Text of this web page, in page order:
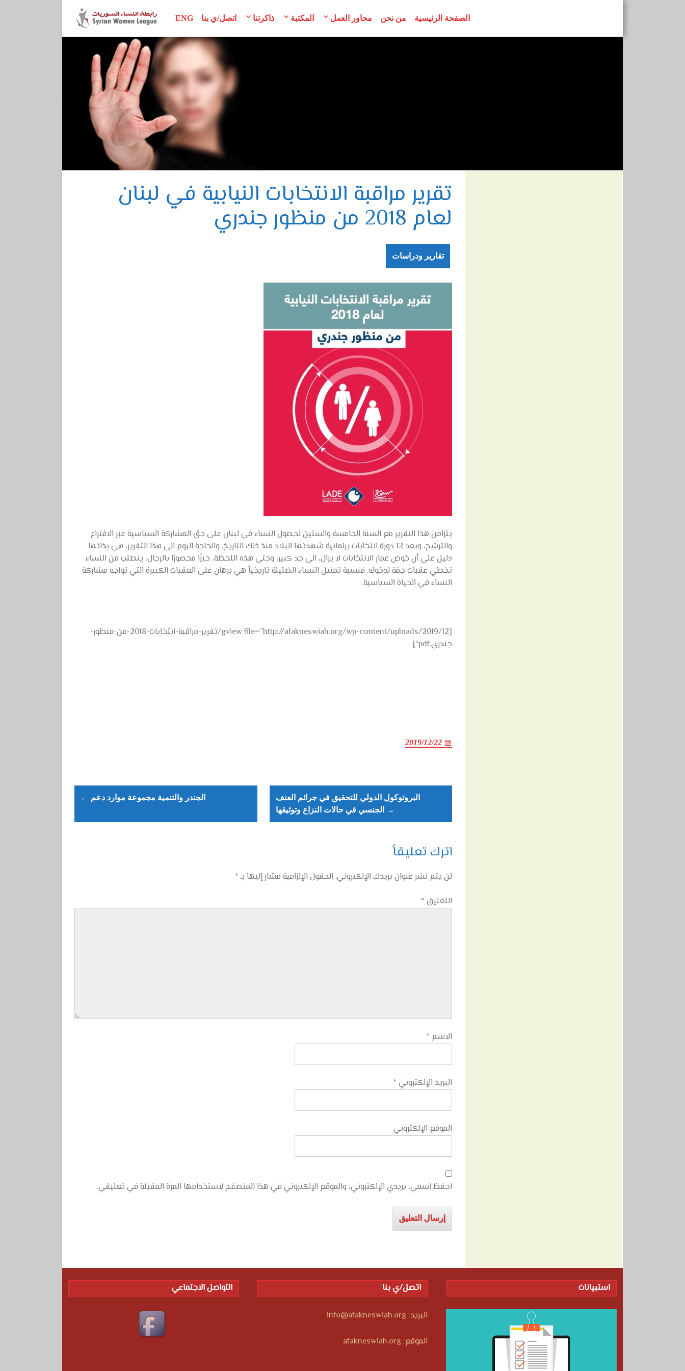
الصفحة الرئيسية من نحن محاور العمل
محور الأبحاث
محور المناصرة
محور سيداو
محور القرار 1325
محور الدستور
المكتبة
اتفاقيات وإعلانات
تقارير ودراسات
أدلة تدريبية
مراجع أخرى
ذاكرتنا
إصدارات الرابطة
نساء رائدات
اتصل/ي بنا ENG
تقرير مراقبة الانتخابات النيابية في لبنان
لعام 2018 من منظور جندري
تقارير ودراسات
يتزامن هذا التقرير مع السنة الخامسة والستين لحصول النساء في لبنان على حق المشاركة السياسية عبر الاقتراع
والترشح، وبعد 12 دورة انتخابات برلمانية شهدتها البلاد منذ ذلك التاريخ. والحاجة اليوم الى هذا التقرير، هي بذاتها
دليل على أن خوض غمار الانتخابات لا يزال، الى حد كبير، وحتى هذه اللحظة، حيزًا محصورًا بالرجال، يتطلب من النساء
تخطي عقبات جمّة لدخوله. فنسبة تمثيل النساء الضئيلة تاريخياً هي برهان على العقبات الكبيرة التي تواجه مشاركة
النساء في الحياة السياسية.
[gview file=”http://afakneswiah.org/wp-content/uploads/2019/12/تقرير-مراقبة-انتخابات-2018-من-منظور-
جندري.pdf”]
2019/12/22
Post
navigation
البروتوكول الدولي للتحقيق في جرائم العنف
الجنسي في حالات النزاع وتوثيقها →
← الجندر والتنمية مجموعة موارد دعم
اترك تعليقاً
لن يتم نشر عنوان بريدك الإلكتروني. الحقول الإلزامية مشار إليها بـ*
التعليق *
الاسم *
البريد الإلكتروني *
الموقع الإلكتروني
احفظ اسمي، بريدي الإلكتروني، والموقع الإلكتروني في هذا المتصفح لاستخدامها المرة المقبلة في تعليقي.
استبيانات اتصل/ي بنا
البريد: info@afakneswiah.org
الموقع: afakneswiah.org
التواصل الاجتماعي